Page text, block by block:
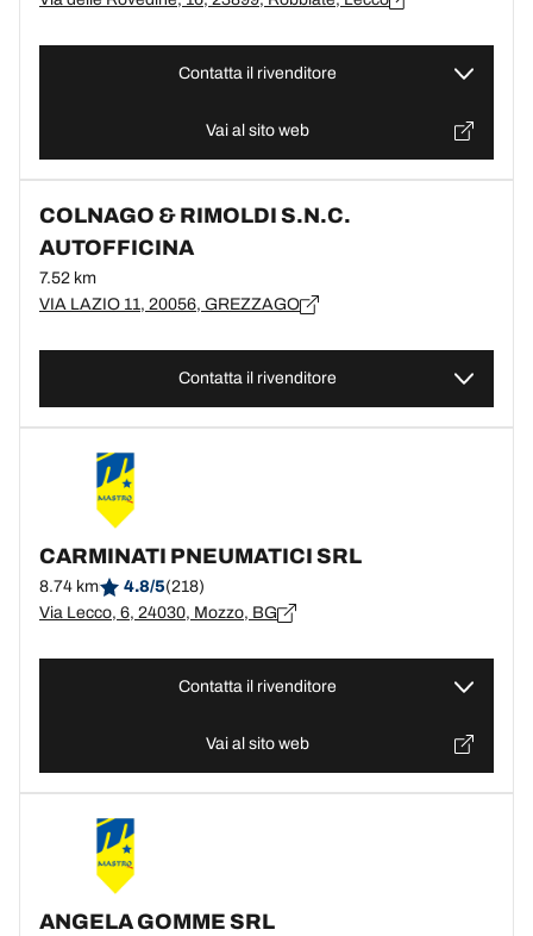
Contatta il rivenditore
Vai al sito web
COLNAGO & RIMOLDI S.N.C.
AUTOFFICINA
7.52 km
VIA LAZIO 11, 20056, GREZZAGO
Contatta il rivenditore
CARMINATI PNEUMATICI SRL
8.74 km 4.8/5(218)
Via Lecco, 6, 24030, Mozzo, BG
Contatta il rivenditore
Vai al sito web
ANGELA GOMME SRL